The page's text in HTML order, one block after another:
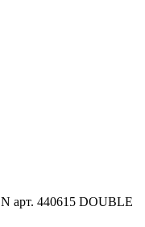
арт. 440615 DOUBLE